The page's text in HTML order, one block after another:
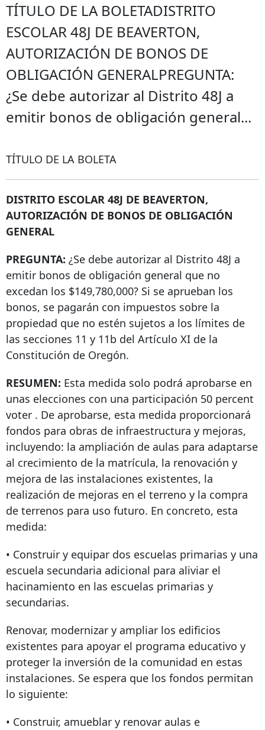
TÍTULO DE LA BOLETADISTRITO
ESCOLAR 48J DE BEAVERTON,
AUTORIZACIÓN DE BONOS DE
OBLIGACIÓN GENERALPREGUNTA:
¿Se debe autorizar al Distrito 48J a
emitir bonos de obligación general...
TÍTULO DE LA BOLETA
DISTRITO ESCOLAR 48J DE BEAVERTON,
AUTORIZACIÓN DE BONOS DE OBLIGACIÓN
GENERAL
PREGUNTA: ¿Se debe autorizar al Distrito 48J a
emitir bonos de obligación general que no
excedan los $149,780,000? Si se aprueban los
bonos, se pagarán con impuestos sobre la
propiedad que no estén sujetos a los límites de
las secciones 11 y 11b del Artículo XI de la
Constitución de Oregón.
RESUMEN: Esta medida solo podrá aprobarse en
unas elecciones con una participación 50 percent
voter . De aprobarse, esta medida proporcionará
fondos para obras de infraestructura y mejoras,
incluyendo: la ampliación de aulas para adaptarse
al crecimiento de la matrícula, la renovación y
mejora de las instalaciones existentes, la
realización de mejoras en el terreno y la compra
de terrenos para uso futuro. En concreto, esta
medida:
• Construir y equipar dos escuelas primarias y una
escuela secundaria adicional para aliviar el
hacinamiento en las escuelas primarias y
secundarias.
Renovar, modernizar y ampliar los edificios
existentes para apoyar el programa educativo y
proteger la inversión de la comunidad en estas
instalaciones. Se espera que los fondos permitan
lo siguiente:
• Construir, amueblar y renovar aulas e